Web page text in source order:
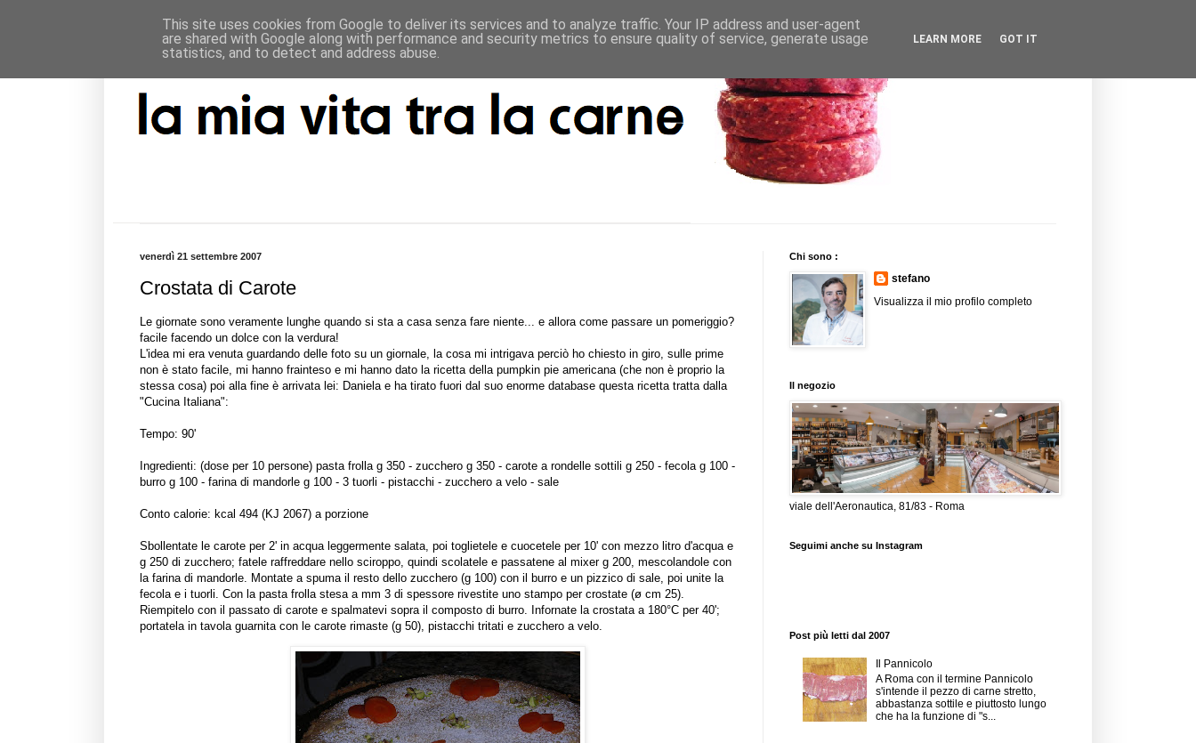
venerdì 21 settembre 2007
Crostata di Carote
Le giornate sono veramente lunghe quando si sta a casa senza fare niente... e allora come passare un pomeriggio?
facile facendo un dolce con la verdura!
L'idea mi era venuta guardando delle foto su un giornale, la cosa mi intrigava perciò ho chiesto in giro, sulle prime
non è stato facile, mi hanno frainteso e mi hanno dato la ricetta della pumpkin pie americana (che non è proprio la
stessa cosa) poi alla fine è arrivata lei: Daniela e ha tirato fuori dal suo enorme database questa ricetta tratta dalla
"Cucina Italiana":
Tempo: 90'
Ingredienti: (dose per 10 persone) pasta frolla g 350 - zucchero g 350 - carote a rondelle sottili g 250 - fecola g 100 -
burro g 100 - farina di mandorle g 100 - 3 tuorli - pistacchi - zucchero a velo - sale
Conto calorie: kcal 494 (KJ 2067) a porzione
Sbollentate le carote per 2' in acqua leggermente salata, poi toglietele e cuocetele per 10' con mezzo litro d'acqua e
g 250 di zucchero; fatele raffreddare nello sciroppo, quindi scolatele e passatene al mixer g 200, mescolandole con
la farina di mandorle. Montate a spuma il resto dello zucchero (g 100) con il burro e un pizzico di sale, poi unite la
fecola e i tuorli. Con la pasta frolla stesa a mm 3 di spessore rivestite uno stampo per crostate (ø cm 25).
Riempitelo con il passato di carote e spalmatevi sopra il composto di burro. Infornate la crostata a 180°C per 40';
portatela in tavola guarnita con le carote rimaste (g 50), pistacchi tritati e zucchero a velo.
Chi sono :
stefano
Visualizza il mio profilo completo
Il negozio
viale dell'Aeronautica, 81/83 - Roma
Seguimi anche su Instagram
Post più letti dal 2007
Il Pannicolo
A Roma con il termine Pannicolo
s'intende il pezzo di carne stretto,
abbastanza sottile e piuttosto lungo
che ha la funzione di "s...
This site uses cookies from Google to deliver its services and to analyze traffic. Your IP address and user-agent
are shared with Google along with performance and security metrics to ensure quality of service, generate usage
statistics, and to detect and address abuse.
LEARN MORE GOT IT